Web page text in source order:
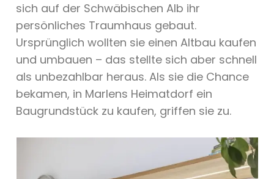
sich auf der Schwäbischen Alb ihr
persönliches Traumhaus gebaut.
Ursprünglich wollten sie einen Altbau kaufen
und umbauen – das stellte sich aber schnell
als unbezahlbar heraus. Als sie die Chance
bekamen, in Marlens Heimatdorf ein
Baugrundstück zu kaufen, griffen sie zu.